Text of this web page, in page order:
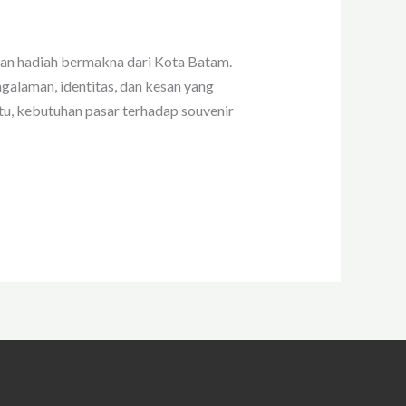
hadiah bermakna dari Kota Batam.
identitas, dan kesan yang
kebutuhan pasar terhadap souvenir